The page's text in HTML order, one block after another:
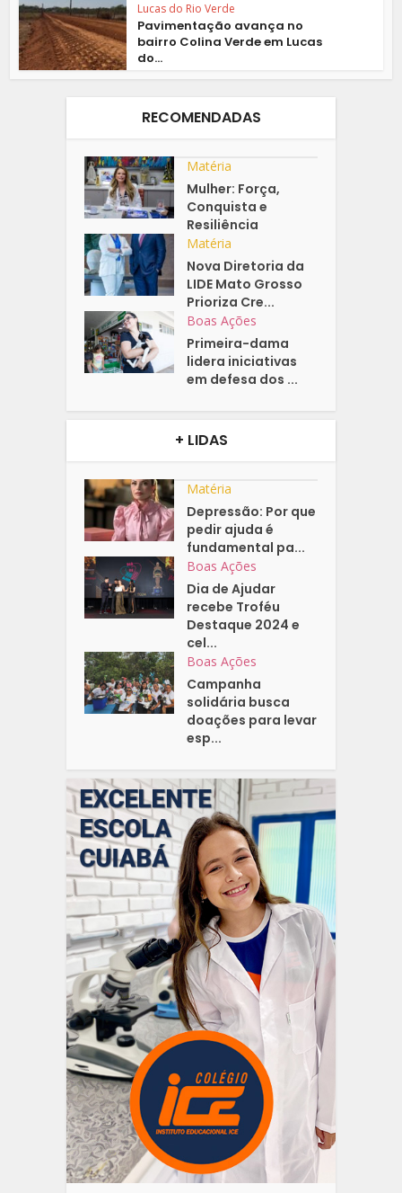
Lucas do Rio Verde
Pavimentação avança no
bairro Colina Verde em Lucas
do...
RECOMENDADAS
Matéria
Mulher: Força,
Conquista e
Resiliência
Matéria
Nova Diretoria da
LIDE Mato Grosso
Prioriza Cre...
Boas Ações
Primeira-dama
lidera iniciativas
em defesa dos ...
+ LIDAS
Matéria
Depressão: Por que
pedir ajuda é
fundamental pa...
Boas Ações
Dia de Ajudar
recebe Troféu
Destaque 2024 e
cel...
Boas Ações
Campanha
solidária busca
doações para levar
esp...